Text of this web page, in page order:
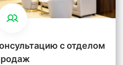
с отделом